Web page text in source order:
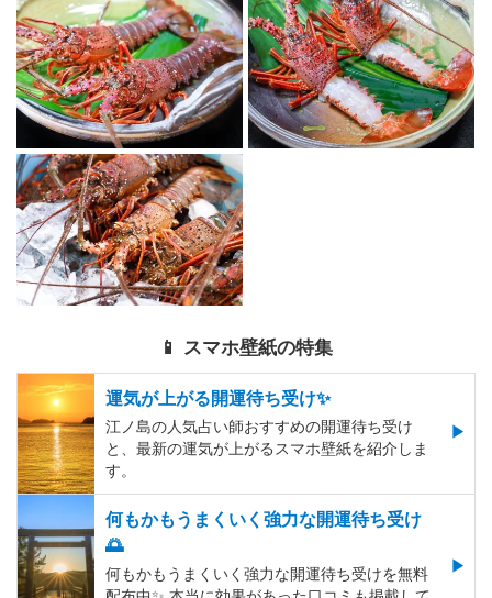
📱 スマホ壁紙の特集
運気が上がる開運待ち受け✨
江ノ島の人気占い師おすすめの開運待ち受け
と、最新の運気が上がるスマホ壁紙を紹介しま
す。
何もかもうまくいく強力な開運待ち受け
🌅
何もかもうまくいく強力な開運待ち受けを無料